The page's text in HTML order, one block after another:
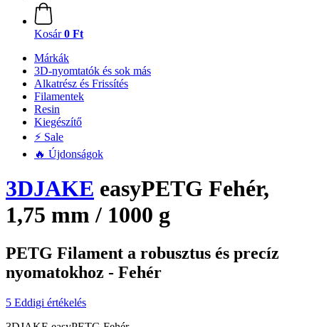
Kosár 0 Ft
Márkák
3D-nyomtatók és sok más
Alkatrész és Frissítés
Filamentek
Resin
Kiegészítő
⚡ Sale
🔥 Újdonságok
3DJAKE easyPETG Fehér,
1,75 mm / 1000 g
PETG Filament a robusztus és precíz
nyomatokhoz - Fehér
5 Eddigi értékelés